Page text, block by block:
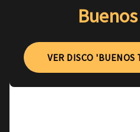
VER DISCO 'BUENOS